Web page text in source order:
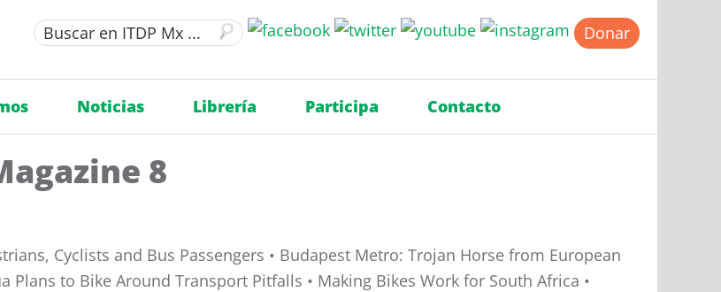
Donar
Noticias Librería Participa Contacto
8
Cyclists and Bus Passengers • Budapest Metro: Trojan Horse from European
Plans to Bike Around Transport Pitfalls • Making Bikes Work for South Africa •